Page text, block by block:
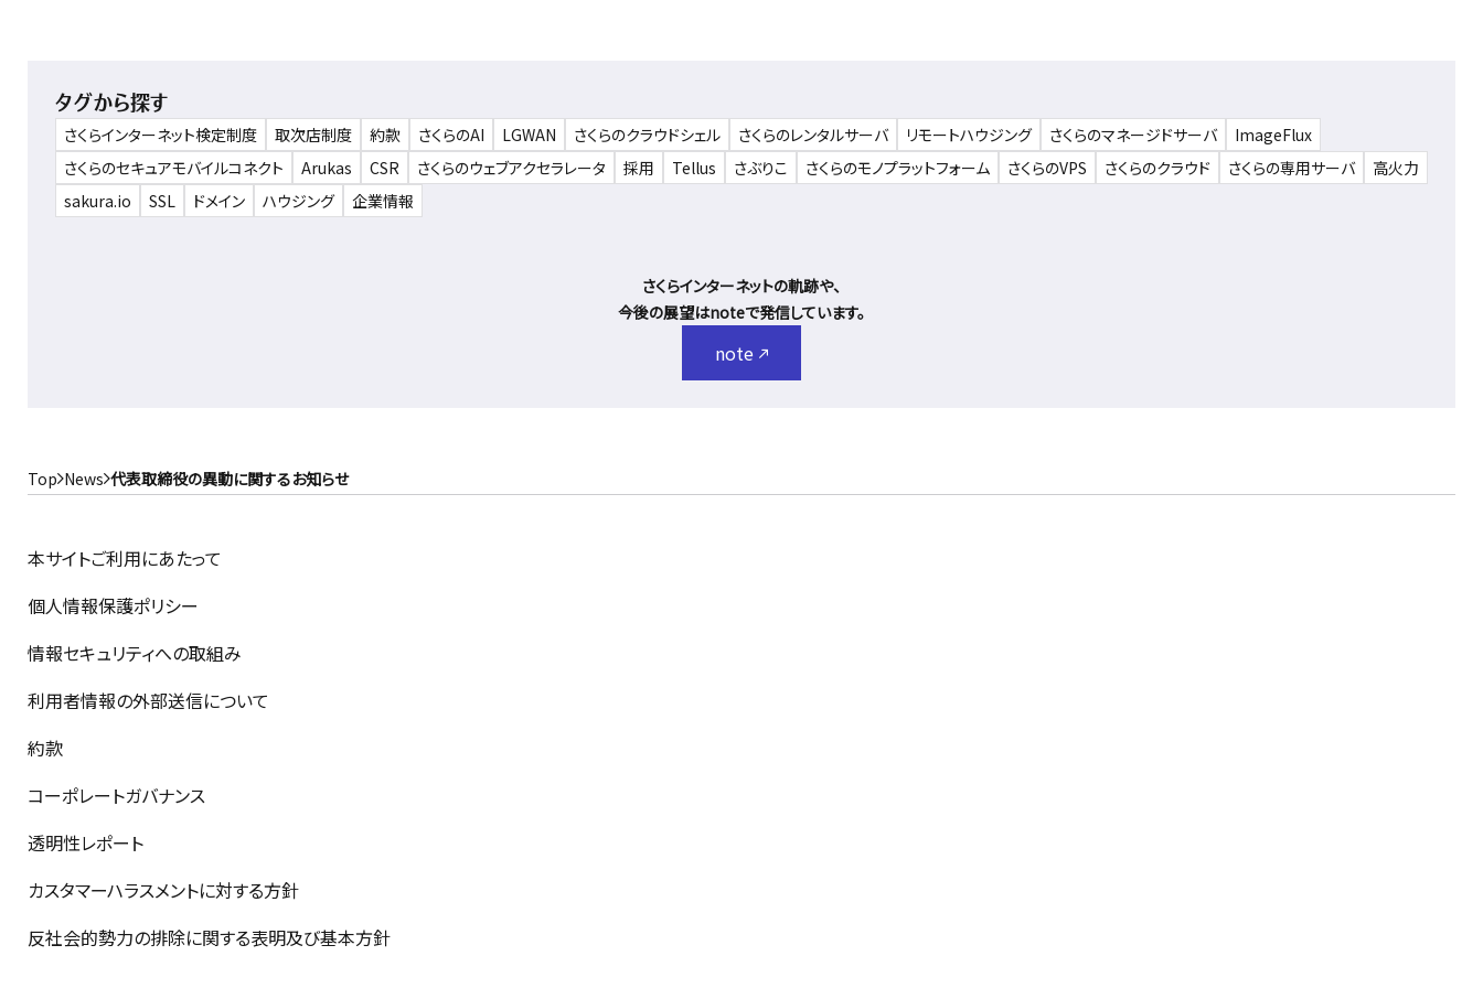
タグから探す
さくらインターネット検定制度 取次店制度 約款 さくらのAI LGWAN さくらのクラウドシェル さくらのレンタルサーバ リモートハウジング さくらのマネージドサーバ
ImageFlux
さくらのセキュアモバイルコネクト
Arukas CSR さくらのウェブアクセラレータ 採用 Tellus さぶりこ さくらのモノプラットフォーム さくらのVPS さくらのクラウド さくらの専用サーバ
高火力
sakura.io
SSL ドメイン ハウジング 企業情報
さくらインターネットの軌跡や、
今後の展望はnoteで発信しています。
note
Top News 代表取締役の異動に関するお知らせ
本サイトご利用にあたって
個人情報保護ポリシー
情報セキュリティへの取組み
利用者情報の外部送信について
約款
コーポレートガバナンス
透明性レポート
カスタマーハラスメントに対する方針
反社会的勢力の排除に関する表明及び基本方針